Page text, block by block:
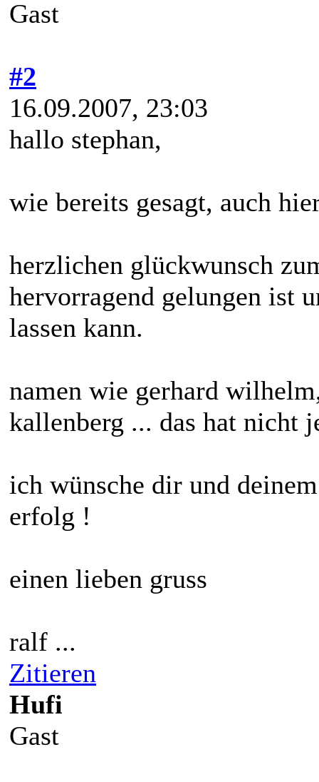
Gast
#2
16.09.2007, 23:03
hallo stephan,
wie bereits gesagt, auch
herzlichen glückwunsch
hervorragend gelungen ist
lassen kann.
namen wie gerhard
kallenberg ... das hat nicht
ich wünsche dir und
erfolg !
einen lieben gruss
ralf ...
Zitieren
Hufi
Gast